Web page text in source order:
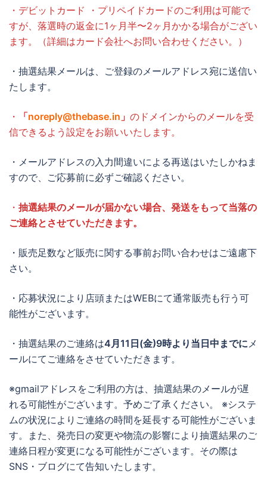
・デビットカード ・プリペイドカードのご利用は可能で
すが、落選時の返金に1ヶ月半〜2ヶ月かかる場合がござい
ます。（詳細はカード会社へお問い合わせください。）
・抽選結果メールは、ご登録のメールアドレス宛に送信い
たします。
・ 「noreply@thebase.in 」 のドメインからのメールを受
信できるよう設定をお願いいたします。
・メールアドレスの入力間違いによる再送はいたしかねま
すので、ご応募前に必ずご確認ください。
・ 抽選結果のメールが届かない場合、発送をもって当落の
ご連絡とさせていただきます。
・販売足数など販売に関する事前お問い合わせはご遠慮下
さい。
・応募状況により店頭またはWEBにて通常販売も行う可
能性がございます。
・抽選結果のご連絡は4月11日(金)9時より当日中までに メ
ールにてご連絡をさせていただきます。
※gmailアドレスをご利用の方は、抽選結果のメールが遅
れる可能性がございます。予めご了承ください。 ※システ
ムの状況によりご連絡の時間を延長する可能性がございま
す。また、発売日の変更や物流の影響により抽選結果のご
連絡日程が変更になる可能性がございます。その際は
SNS・ブログにて告知いたします。